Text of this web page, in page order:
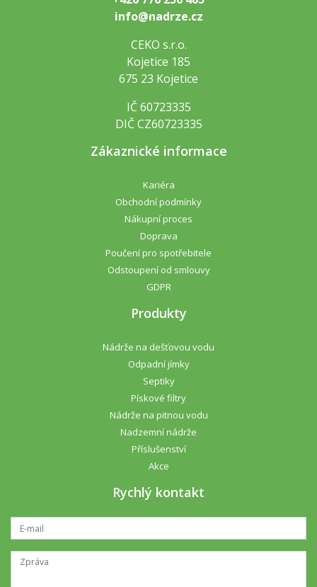
info@nadrze.cz
CEKO s.r.o.
Kojetice 185
675 23 Kojetice
IČ 60723335
DIČ CZ60723335
Zákaznické informace
Kariéra
Obchodní podmínky
Nákupní proces
Doprava
Poučení pro spotřebitele
Odstoupení od smlouvy
GDPR
Produkty
Nádrže na dešťovou vodu
Odpadní jímky
Septiky
Pískové filtry
Nádrže na pitnou vodu
Nadzemní nádrže
Příslušenství
Akce
Rychlý kontakt